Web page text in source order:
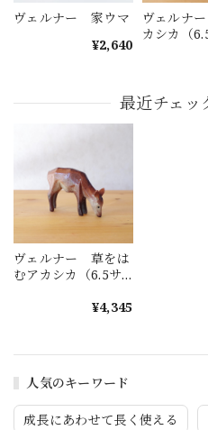
人気のキーワード
成長にあわせて長く使える
ヴェルナー 家ウマ
¥2,640
ヴェルナ
カシカ（
最近チェッ
ヴェルナー 草をは
むアカシカ（6.5サ
¥4,345